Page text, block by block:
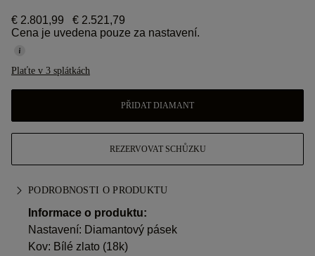
€ 2.801,99
€ 2.521,79
Cena je uvedena pouze za nastavení.
Plaťte v 3 splátkách
PŘIDAT DIAMANT
REZERVOVAT SCHŮZKU
PODROBNOSTI O PRODUKTU
Informace o produktu:
Nastavení: Diamantový pásek
Kov: Bílé zlato (18k)